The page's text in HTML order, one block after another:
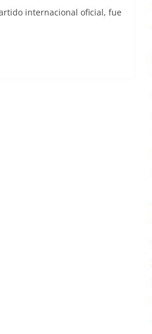
internacional oficial, fue